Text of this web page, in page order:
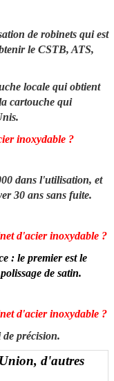
de robinets qui est
le CSTB, ATS,
locale qui obtient
cartouche qui
inoxydable ?
dans l'utilisation, et
30 ans sans fuite.
d'acier inoxydable ?
: le premier est le
de satin.
d'acier inoxydable ?
précision.
d'autres